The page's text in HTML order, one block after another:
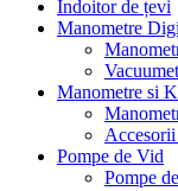
Îndoitor de țevi
Manometre
Manometre si
Pompe de Vid
Pompe